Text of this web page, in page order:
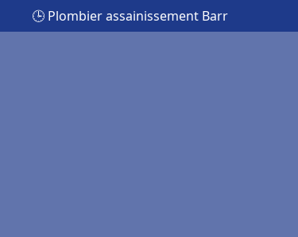
🕒 Plombier assainissement Barr